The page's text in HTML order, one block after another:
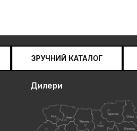
ЗРУЧНИЙ КАТАЛОГ
Дилери